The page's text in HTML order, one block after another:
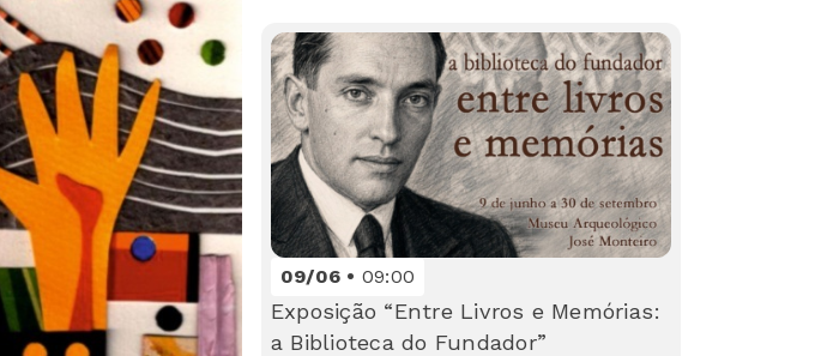
09/06 09:00
Exposição “Entre Livros e Memórias:
a Biblioteca do Fundador”